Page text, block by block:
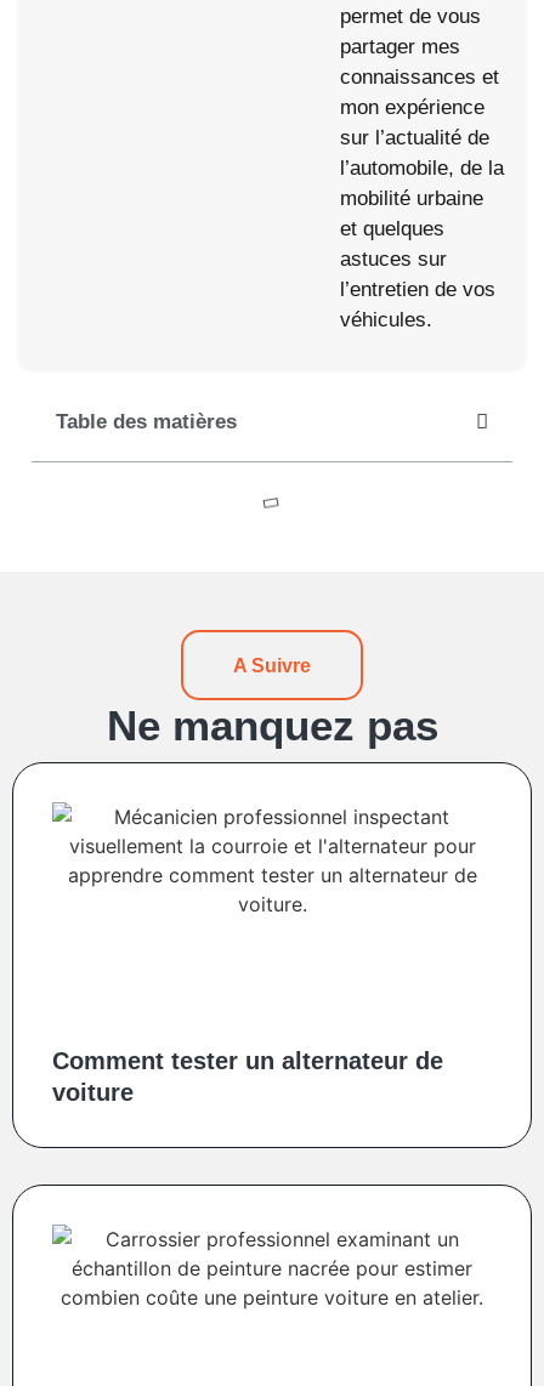
permet de vous
partager mes
connaissances et
mon expérience
sur l’actualité de
l’automobile, de la
mobilité urbaine
et quelques
astuces sur
l’entretien de vos
véhicules.
Table des matières
A Suivre
Ne manquez pas
Comment tester un alternateur de
voiture